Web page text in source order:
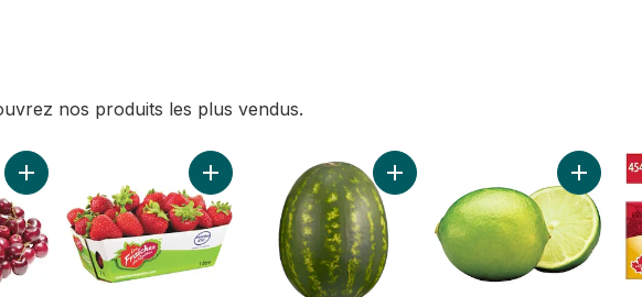
nos produits les plus vendus.
biologiques au panier
Ajouter Cerises rouges au panierAjouter Fraises au panierAjouter Melon d’eau rouge sans
Ajouter